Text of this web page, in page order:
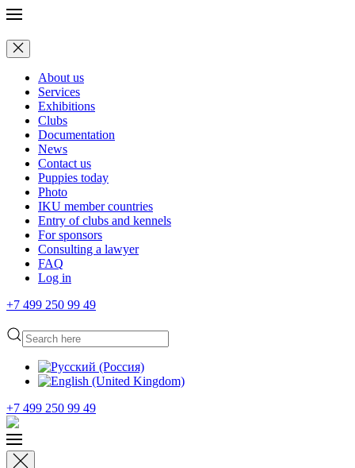
About us
Services
Exhibitions
Clubs
Documentation
News
Contact us
Puppies today
Photo
IKU member countries
Entry of clubs and kennels
For sponsors
Consulting a lawyer
FAQ
Log in
+7 499 250 99 49
+7 499 250 99 49